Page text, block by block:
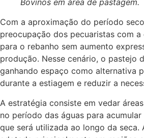
Bovinos em área de pastagem.
Com a aproximação do período
preocupação dos pecuaristas com
para o rebanho sem aumento
produção. Nesse cenário, o pastejo
ganhando espaço como alternativa
durante a estiagem e reduzir a
A estratégia consiste em vedar
no período das águas para
que será utilizada ao longo da seca.